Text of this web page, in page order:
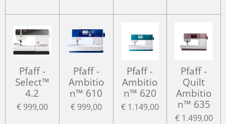
Pfaff -
Select™
4.2
€ 999,00
Pfaff -
Ambitio
n™ 610
€ 999,00
Pfaff -
Ambitio
n™ 620
€ 1.149,00
Pfaff -
Quilt
Ambitio
n™ 635
€ 1.499,00